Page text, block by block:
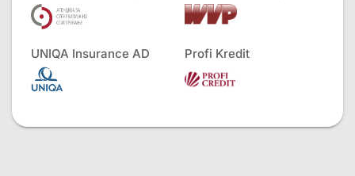
UNIQA Insurance AD Profi Kredit